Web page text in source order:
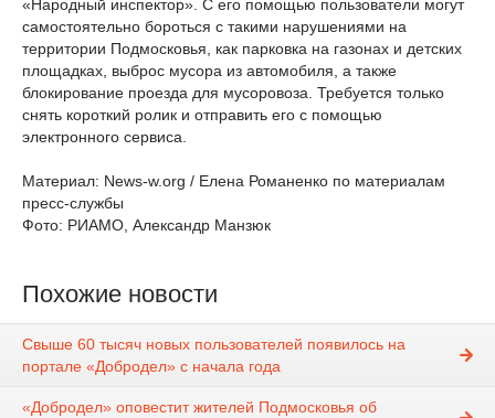
«Народный инспектор». С его помощью пользователи могут
самостоятельно бороться с такими нарушениями на
территории Подмосковья, как парковка на газонах и детских
площадках, выброс мусора из автомобиля, а также
блокирование проезда для мусоровоза. Требуется только
снять короткий ролик и отправить его с помощью
электронного сервиса.
Материал: News-w.org / Елена Романенко по материалам
пресс-службы
Фото: РИАМО, Александр Манзюк
Похожие новости
Свыше 60 тысяч новых пользователей появилось на
портале «Добродел» с начала года
«Добродел» оповестит жителей Подмосковья об